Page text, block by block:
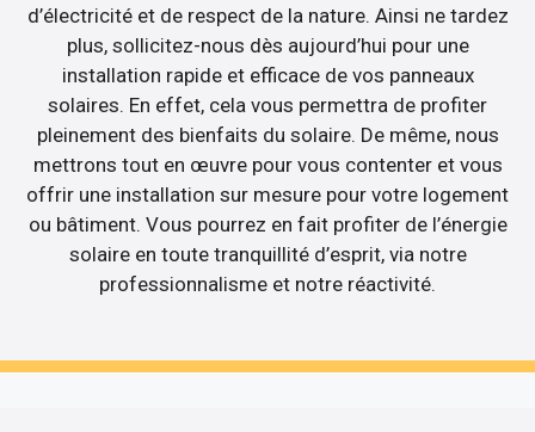
d’électricité et de respect de la nature. Ainsi ne tardez
plus, sollicitez-nous dès aujourd’hui pour une
installation rapide et efficace de vos panneaux
solaires. En effet, cela vous permettra de profiter
pleinement des bienfaits du solaire. De même, nous
mettrons tout en œuvre pour vous contenter et vous
offrir une installation sur mesure pour votre logement
ou bâtiment. Vous pourrez en fait profiter de l’énergie
solaire en toute tranquillité d’esprit, via notre
professionnalisme et notre réactivité.